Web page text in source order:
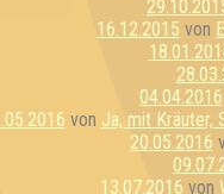
16.12.2015 von
04.04.2016
von Ja, mit Kräuter,
20.05.2016
13.07.2016 von